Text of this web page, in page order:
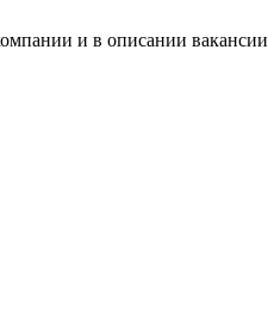
и в описании вакансии